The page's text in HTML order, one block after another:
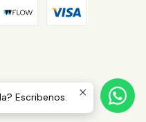
Escribenos.